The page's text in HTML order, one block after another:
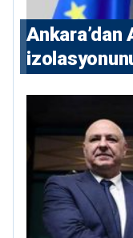
Ankara’dan